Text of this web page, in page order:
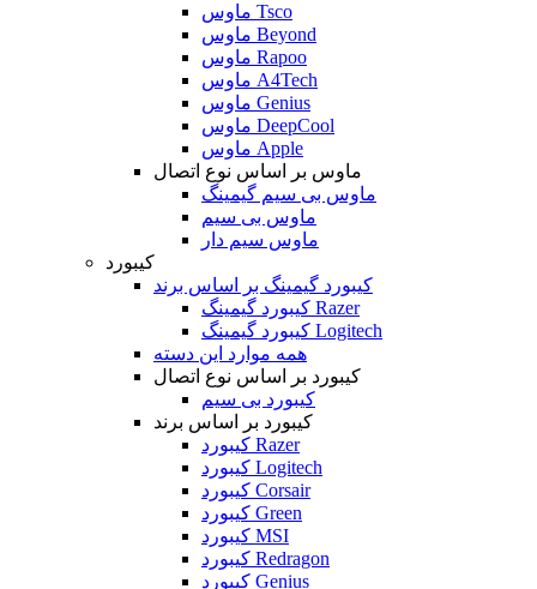
ماوس Tsco
ماوس Beyond
ماوس Rapoo
ماوس A4Tech
ماوس Genius
ماوس DeepCool
ماوس Apple
ماوس بر اساس نوع اتصال
ماوس بی سیم گیمینگ
ماوس بی سیم
ماوس سیم دار
کیبورد
کیبورد گیمینگ بر اساس برند
کیبورد گیمینگ Razer
کیبورد گیمینگ Logitech
همه موارد این دسته
کیبورد بر اساس نوع اتصال
کیبورد بی سیم
کیبورد بر اساس برند
کیبورد Razer
کیبورد Logitech
کیبورد Corsair
کیبورد Green
کیبورد MSI
کیبورد Redragon
کیبورد Genius